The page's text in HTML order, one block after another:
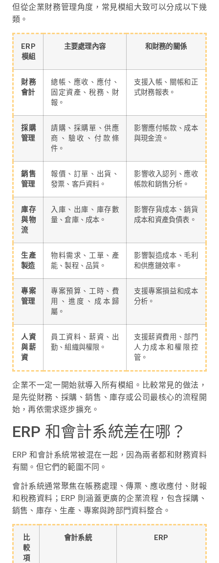
但從企業財務管理角度，常見模組大致可以分成以下幾
類。
ERP
模組
主要處理內容 和財務的關係
財務
會計
總帳、應收、應付、
固定資產、稅務、財
報。
支援入帳、關帳和正
式財務報表。
採購
管理
請購、採購單、供應
商、驗收、付款條
件。
影響應付帳款、成本
與現金流。
銷售
管理
報價、訂單、出貨、
發票、客戶資料。
影響收入認列、應收
帳款和銷售分析。
庫存
與物
流
入庫、出庫、庫存數
量、倉庫、成本。
影響存貨成本、銷貨
成本和資產負債表。
生產
製造
物料需求、工單、產
能、製程、品質。
影響製造成本、毛利
和供應鏈效率。
專案
管理
專案預算、工時、費
用、進度、成本歸
屬。
支援專案損益和成本
分析。
人資
與薪
資
員工資料、薪資、出
勤、組織與權限。
支援薪資費用、部門
人力成本和權限控
管。
企業不一定一開始就導入所有模組。比較常見的做法，
是先從財務、採購、銷售、庫存或公司最核心的流程開
始，再依需求逐步擴充。
ERP 和會計系統差在哪？
ERP 和會計系統常被混在一起，因為兩者都和財務資料
有關。但它們的範圍不同。
會計系統通常聚焦在帳務處理、傳票、應收應付、財報
和稅務資料；ERP 則涵蓋更廣的企業流程，包含採購、
銷售、庫存、生產、專案與跨部門資料整合。
比
較
項
會計系統 ERP